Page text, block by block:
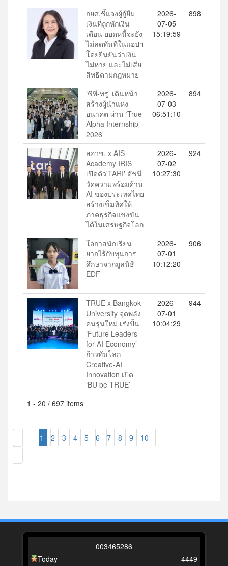
กยศ.ชี้แจงผู้กู้ยืม
เงินที่ถูกหักเงิน
เดือน ยอดหนี้จะยัง
ไม่ลดทันทีในแอปฯ
โดยยืนยันว่าเงิน
ไม่หาย และไม่เสีย
สิทธิตามกฎหมาย
2026-
07-05
15:19:59
898
‘ซีพี-ทรู’ เดินหน้า
สร้างผู้นำแห่ง
อนาคต ผ่าน ‘True
Alpha Internship
2026’
2026-
07-03
06:51:10
894
สอวช. x AIS
Academy IRIS
เปิดตัว'TARI' ดัชนี
วัดความพร้อมด้าน
AI ของประเทศไทย
สร้างเข็มทิศให้
ภาคธุรกิจแข่งขัน
ได้ในเศรษฐกิจโลก
2026-
07-02
10:27:30
924
โอกาสนักเรียน
ยากไร้กับทุนการ
ศึกษาจากมูลนิธิ
EDF
2026-
07-01
10:12:20
906
TRUE x Bangkok
University จุดพลัง
คนรุ่นใหม่ เร่งปั้น
‘Future Leaders
for AI Economy’
ก้าวทันโลก
Creative-AI
Innovation เปิด
‘BU be TRUE’
2026-
07-01
10:04:29
944
1 - 20 / 697 items
1 2 3 4 5 6 7 8 9 10
003465286
Today
4449